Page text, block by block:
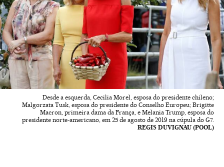
Desde a esquerda, Cecilia Morel, esposa do presidente chileno;
Malgorzata Tusk, esposa do presidente do Conselho Europeu; Brigitte
Macron, primeira dama da França, e Melania Trump, esposa do
presidente norte-americano, em 25 de agosto de 2019 na cúpula do G7.
REGIS DUVIGNAU (POOL)